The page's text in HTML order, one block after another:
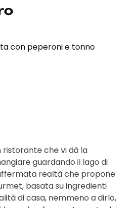
ristorante che vi dà la
guardando il lago di
realtà che propone
basata su ingredienti
di casa, nemmeno a dirlo,